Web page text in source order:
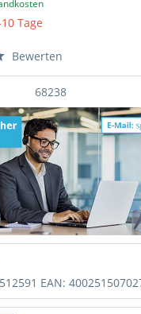
Tage
Bewerten
68238
EAN: